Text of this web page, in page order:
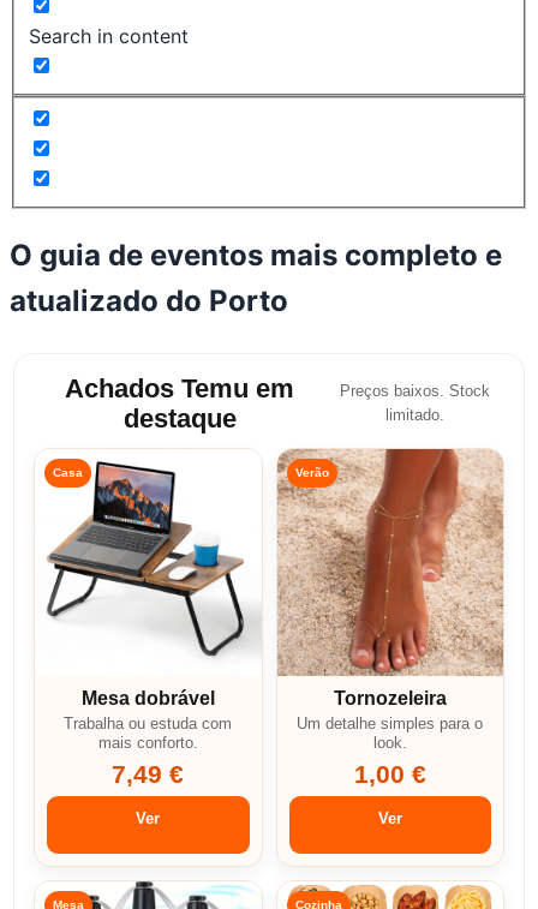
Search in content
O guia de eventos mais completo e
atualizado do Porto
Achados Temu em
destaque
Preços baixos. Stock
limitado.
Casa
Mesa dobrável
Trabalha ou estuda com
mais conforto.
7,49 €
Ver
Verão
Tornozeleira
Um detalhe simples para o
look.
1,00 €
Ver
Mesa Cozinha